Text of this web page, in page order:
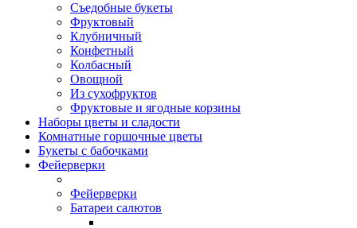
Съедобные букеты
Фруктовый
Клубничный
Конфетный
Колбасный
Овощной
Из сухофруктов
Фруктовые и ягодные корзины
Наборы цветы и сладости
Комнатные горшочные цветы
Букеты с бабочками
Фейерверки
Фейерверки
Батареи салютов